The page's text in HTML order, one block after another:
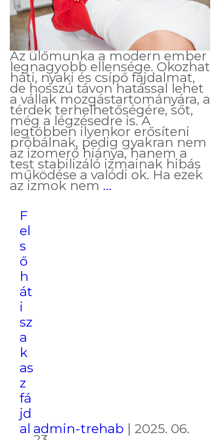
Az ülőmunka a modern ember
legnagyobb ellensége. Okozhat
háti, nyaki és csípő fájdalmat,
de hosszú távon hatással lehet
a vállak mozgástartományára, a
térdek terhelhetőségére, sőt,
még a légzésedre is. A
legtöbben ilyenkor erősíteni
próbálnak, pedig gyakran nem
az izomerő hiánya, hanem a
test stabilizáló izmainak hibás
működése a valódi ok. Ha ezek
az izmok nem …
F
el
s
ő
h
át
i
sz
a
k
as
z
fá
jd
al admin-trehab | 2025. 06.